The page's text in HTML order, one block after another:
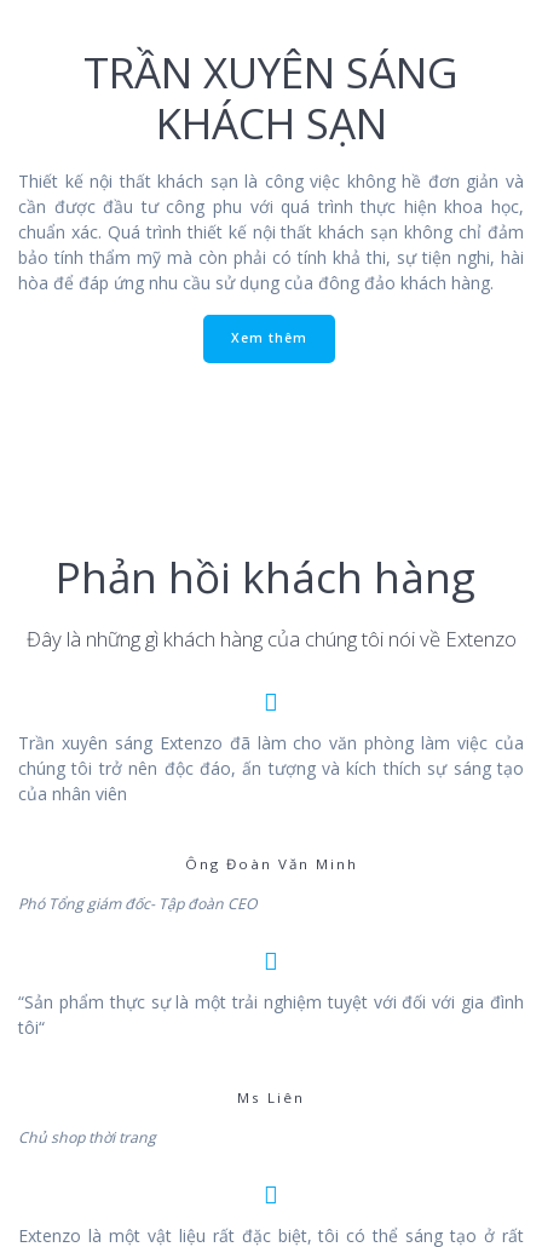
TRẦN XUYÊN SÁNG
KHÁCH SẠN
Thiết kế nội thất khách sạn là công việc không hề đơn giản và
cần được đầu tư công phu với quá trình thực hiện khoa học,
chuẩn xác. Quá trình thiết kế nội thất khách sạn không chỉ đảm
bảo tính thẩm mỹ mà còn phải có tính khả thi, sự tiện nghi, hài
hòa để đáp ứng nhu cầu sử dụng của đông đảo khách hàng.
Xem thêm
Phản hồi khách hàng
Đây là những gì khách hàng của chúng tôi nói về Extenzo
Trần xuyên sáng Extenzo đã làm cho văn phòng làm việc của
chúng tôi trở nên độc đáo, ấn tượng và kích thích sự sáng tạo
của nhân viên
Ông Đoàn Văn Minh
Phó Tổng giám đốc- Tập đoàn CEO
“Sản phẩm thực sự là một trải nghiệm tuyệt với đối với gia đình
tôi“
Ms Liên
Chủ shop thời trang
Extenzo là một vật liệu rất đặc biệt, tôi có thể sáng tạo ở rất